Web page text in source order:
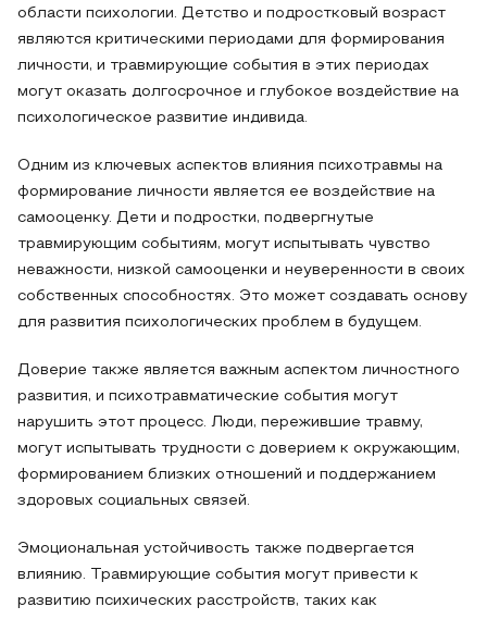
области психологии. Детство и подростковый возраст
являются критическими периодами для формирования
личности, и травмирующие события в этих периодах
могут оказать долгосрочное и глубокое воздействие на
психологическое развитие индивида.
Одним из ключевых аспектов влияния психотравмы на
формирование личности является ее воздействие на
самооценку. Дети и подростки, подвергнутые
травмирующим событиям, могут испытывать чувство
неважности, низкой самооценки и неуверенности в своих
собственных способностях. Это может создавать основу
для развития психологических проблем в будущем.
Доверие также является важным аспектом личностного
развития, и психотравматические события могут
нарушить этот процесс. Люди, пережившие травму,
могут испытывать трудности с доверием к окружающим,
формированием близких отношений и поддержанием
здоровых социальных связей.
Эмоциональная устойчивость также подвергается
влиянию. Травмирующие события могут привести к
развитию психических расстройств, таких как